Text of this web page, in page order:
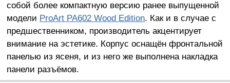
собой более компактную версию ранее выпущенной
модели ProArt PA602 Wood Edition. Как и в случае с
предшественником, производитель акцентирует
внимание на эстетике. Корпус оснащён фронтальной
панелью из ясеня, и из него же выполнена накладка
панели разъёмов.